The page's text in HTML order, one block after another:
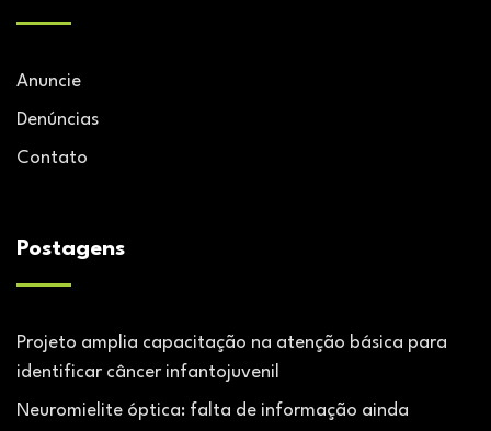
Anuncie
Denúncias
Contato
Postagens
Projeto amplia capacitação na atenção básica para
identificar câncer infantojuvenil
Neuromielite óptica: falta de informação ainda